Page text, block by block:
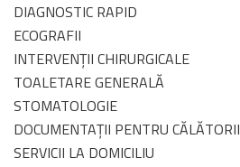
DIAGNOSTIC RAPID
ECOGRAFII
INTERVENȚII CHIRURGICALE
TOALETARE GENERALĂ
STOMATOLOGIE
DOCUMENTAȚII PENTRU CĂLĂTORII
SERVICII LA DOMICILIU